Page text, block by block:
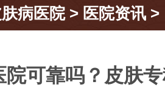
病医院> 医院资讯 >
可靠吗？皮肤